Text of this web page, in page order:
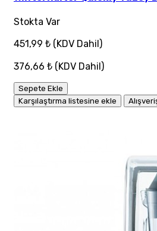
Stokta Var
451,99 ₺ (KDV Dahil)
376,66 ₺ (KDV Dahil)
Sepete Ekle
Karşılaştırma listesine ekle